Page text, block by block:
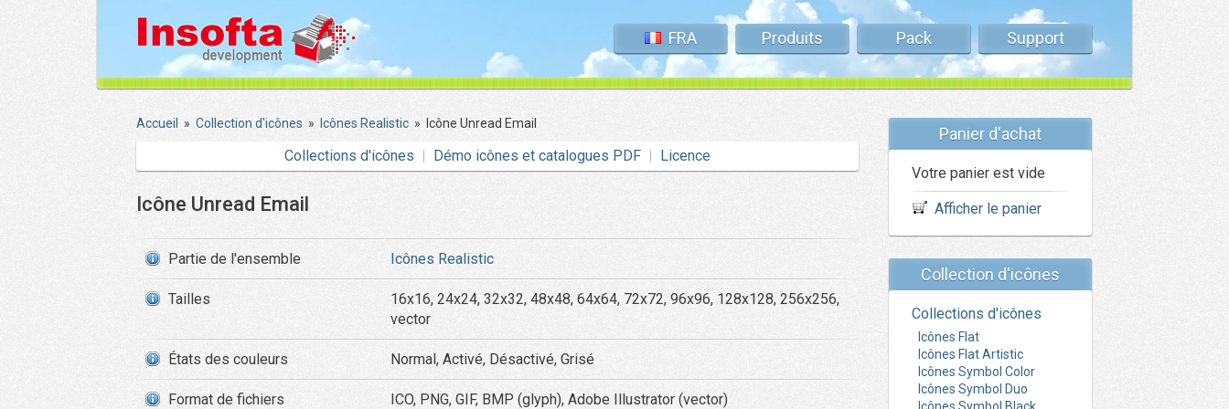
FRA Produits Pack Support
Accueil » Collection d'icônes » Icônes Realistic » Icône Unread Email
Collections d'icônes Démo icônes et catalogues PDF Licence
Icône Unread Email
Partie de l'ensemble Icônes Realistic
Tailles
16x16, 24x24, 32x32, 48x48, 64x64, 72x72, 96x96, 128x128, 256x256,
vector
États des couleurs Normal, Activé, Désactivé, Grisé
Format de fichiers ICO, PNG, GIF, BMP (glyph), Adobe Illustrator (vector)
Panier d'achat
Votre panier est vide
Afficher le panier
Collection d'icônes
Collections d'icônes
Icônes Flat
Icônes Flat Artistic
Icônes Symbol Color
Icônes Symbol Duo